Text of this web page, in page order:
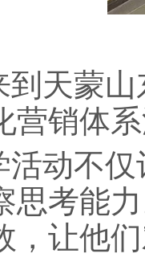
到天蒙
营销体
活动不
思考能
，让他